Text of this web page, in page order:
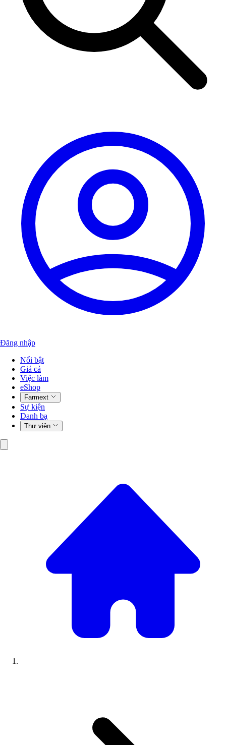
Đăng nhập
Nổi bật
Giá cả
Việc làm
eShop
Farmext
Sự kiện
Danh bạ
Thư viện